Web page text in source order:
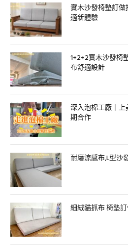
實木沙發椅墊訂
適新體驗
1+2+2實木沙發椅
布舒適設計
深入泡棉工廠｜
期合作
耐磨涼感布,L型沙
細絨貓抓布 椅墊